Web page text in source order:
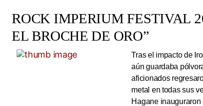
ROCK IMPERIUM FESTIVAL
EL BROCHE DE ORO”
Tras el impacto de
aún guardaba
aficionados
metal en todas sus
Hagane